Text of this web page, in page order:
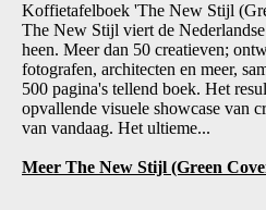
Koffietafelboek 'The New Stijl
The New Stijl viert de
heen. Meer dan 50 creatieven;
fotografen, architecten en meer,
500 pagina's tellend boek. Het
opvallende visuele showcase van
van vandaag. Het ultieme...
Meer The New Stijl (Green